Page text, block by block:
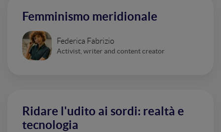
Femminismo meridionale
Federica Fabrizio
Activist, writer and content creator
Ridare l'udito ai sordi: realtà e
tecnologia